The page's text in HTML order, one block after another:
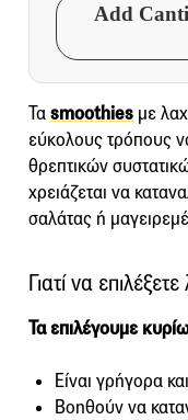
Add
Ταsmoothies με
εύκολους τρόπους
θρεπτικών
χρειάζεται να
σαλάτας ή
Γιατί να
Τα επιλέγουμε
Είναι γρήγορα
Βοηθούν να